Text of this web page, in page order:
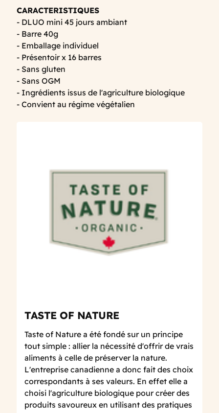
CARACTERISTIQUES
- DLUO mini 45 jours ambiant
- Barre 40g
- Emballage individuel
- Présentoir x 16 barres
- Sans gluten
- Sans OGM
- Ingrédients issus de l'agriculture biologique
- Convient au régime végétalien
TASTE OF NATURE
Taste of Nature a été fondé sur un principe
tout simple : allier la nécessité d'offrir de vrais
aliments à celle de préserver la nature.
L'entreprise canadienne a donc fait des choix
correspondants à ses valeurs. En effet elle a
choisi l'agriculture biologique pour créer des
produits savoureux en utilisant des pratiques